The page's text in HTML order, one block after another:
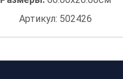
Артикул: 502426